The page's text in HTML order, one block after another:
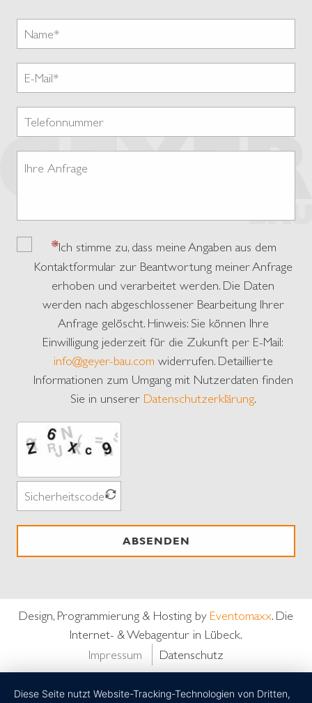
Ich stimme zu, dass meine Angaben aus dem
Kontaktformular zur Beantwortung meiner Anfrage
erhoben und verarbeitet werden. Die Daten
werden nach abgeschlossener Bearbeitung Ihrer
Anfrage gelöscht. Hinweis: Sie können Ihre
Einwilligung jederzeit für die Zukunft per E-Mail:
info@geyer-bau.com widerrufen. Detaillierte
Informationen zum Umgang mit Nutzerdaten finden
Sie in unserer Datenschutzerklärung.
ABSENDEN
Design, Programmierung & Hosting by Eventomaxx. Die
Internet- & Webagentur in Lübeck.
Impressum
Datenschutz
Diese Seite nutzt Website-Tracking-Technologien von Dritten,